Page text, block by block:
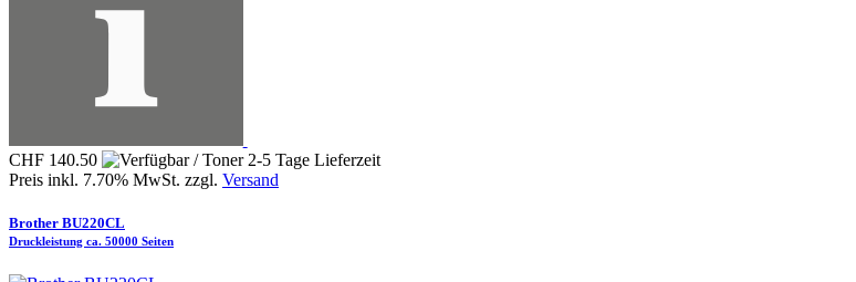
CHF 140.50
Preis inkl. 7.70% MwSt. zzgl. Versand
Brother BU220CL
Druckleistung ca. 50000 Seiten